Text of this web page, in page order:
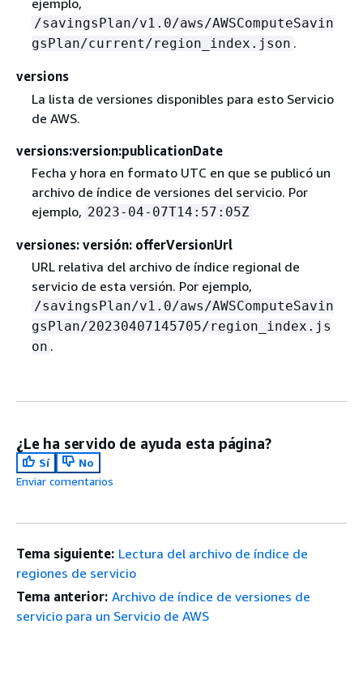
ejemplo,
/savingsPlan/v1.0/aws/AWSComputeSavin
gsPlan/current/region_index.json .
versions
La lista de versiones disponibles para esto Servicio
de AWS.
versions:version:publicationDate
Fecha y hora en formato UTC en que se publicó un
archivo de índice de versiones del servicio. Por
ejemplo, 2023-04-07T14:57:05Z
versiones: versión: offerVersionUrl
URL relativa del archivo de índice regional de
servicio de esta versión. Por ejemplo,
/savingsPlan/v1.0/aws/AWSComputeSavin
gsPlan/20230407145705/region_index.js
on .
¿Le ha servido de ayuda esta página?
Sí
No
Enviar comentarios
Tema siguiente: Lectura del archivo de índice de
regiones de servicio
Tema anterior: Archivo de índice de versiones de
servicio para un Servicio de AWS